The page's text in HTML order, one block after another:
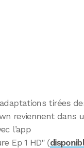
tirées
reviennent dans
l’app
Ep 1 HD" (